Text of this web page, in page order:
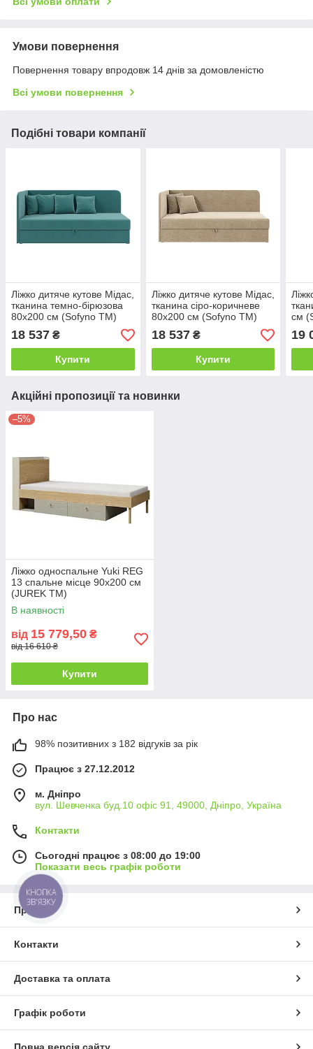
Умови повернення
Повернення товару впродовж 14 днів за домовленістю
Всі умови повернення
Подібні товари компанії
Ліжко дитяче кутове Мідас,
тканина темно-бірюзова
80х200 см (Sofyno ТМ)
18 537 ₴
Купити
Ліжко дитяче кутове Мідас,
тканина сіро-коричневе
80х200 см (Sofyno ТМ)
18 537₴
Купити
см
19
Акційні пропозиції та новинки
–5%
Ліжко односпальне Yuki REG
13 спальне місце 90х200 см
(JUREK ТМ)
В наявності
від 15 779,50 ₴
від 16 610 ₴
Купити
Про нас
98% позитивних з 182 відгуків за рік
Працює з 27.12.2012
м. Дніпро
вул. Шевченка буд.10 офіс 91, 49000, Дніпро, Україна
Контакти
Сьогодні працює з 08:00 до 19:00
Показати весь графік роботи
Про нас
Контакти
Доставка та оплата
Графік роботи
КНОПКА
ЗВ'ЯЗКУ